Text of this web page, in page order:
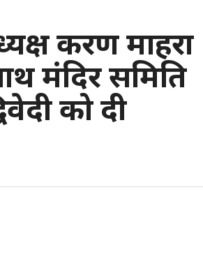
करण माहरा
मंदिर समिति
को दी